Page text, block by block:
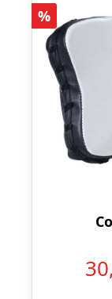
Rabatt
%